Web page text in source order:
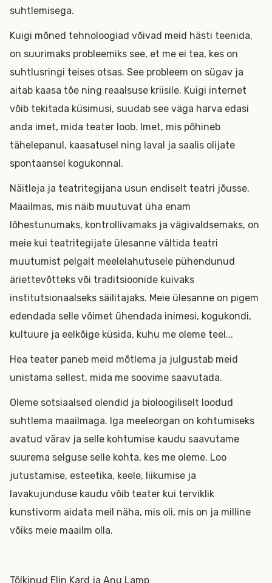
suhtlemisega.
Kuigi mõned tehnoloogiad võivad meid hästi teenida,
on suurimaks probleemiks see, et me ei tea, kes on
suhtlusringi teises otsas. See probleem on sügav ja
aitab kaasa tõe ning reaalsuse kriisile. Kuigi internet
võib tekitada küsimusi, suudab see väga harva edasi
anda imet, mida teater loob. Imet, mis põhineb
tähelepanul, kaasatusel ning laval ja saalis olijate
spontaansel kogukonnal.
Näitleja ja teatritegijana usun endiselt teatri jõusse.
Maailmas, mis näib muutuvat üha enam
lõhestunumaks, kontrollivamaks ja vägivaldsemaks, on
meie kui teatritegijate ülesanne vältida teatri
muutumist pelgalt meelelahutusele pühendunud
äriettevõtteks või traditsioonide kuivaks
institutsionaalseks säilitajaks. Meie ülesanne on pigem
edendada selle võimet ühendada inimesi, kogukondi,
kultuure ja eelkõige küsida, kuhu me oleme teel...
Hea teater paneb meid mõtlema ja julgustab meid
unistama sellest, mida me soovime saavutada.
Oleme sotsiaalsed olendid ja bioloogiliselt loodud
suhtlema maailmaga. Iga meeleorgan on kohtumiseks
avatud värav ja selle kohtumise kaudu saavutame
suurema selguse selle kohta, kes me oleme. Loo
jutustamise, esteetika, keele, liikumise ja
lavakujunduse kaudu võib teater kui terviklik
kunstivorm aidata meil näha, mis oli, mis on ja milline
võiks meie maailm olla.
Tõlkinud Elin Kard ja Anu Lamp